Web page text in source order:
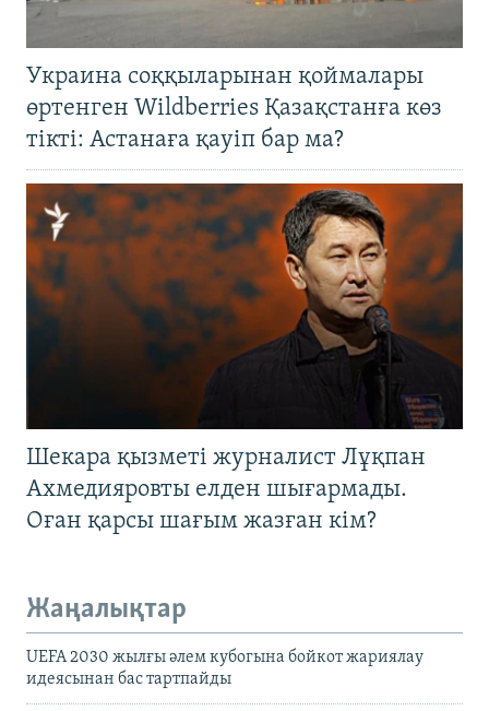
Украина соққыларынан қоймалары
өртенген Wildberries Қазақстанға көз
тікті: Астанаға қауіп бар ма?
Шекара қызметі журналист Лұқпан
Ахмедияровты елден шығармады.
Оған қарсы шағым жазған кім?
Жаңалықтар
UEFA 2030 жылғы әлем кубогына бойкот жариялау
идеясынан бас тартпайды